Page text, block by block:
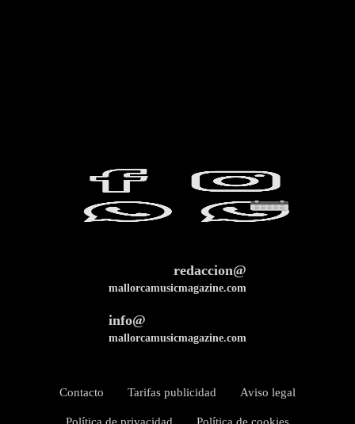
redaccion@
mallorcamusicmagazine.com
info@
mallorcamusicmagazine.com
Contacto Tarifas publicidad Aviso legal